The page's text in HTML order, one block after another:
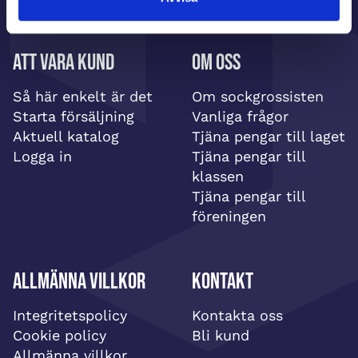
Att vara kund
Så här enkelt är det
Starta försäljning
Aktuell katalog
Logga in
Om oss
Om sockgrossisten
Vanliga frågor
Tjäna pengar till laget
Tjäna pengar till
klassen
Tjäna pengar till
föreningen
Allmänna villkor
Integritetspolicy
Cookie policy
Kontakt
Kontakta oss
Bli kund